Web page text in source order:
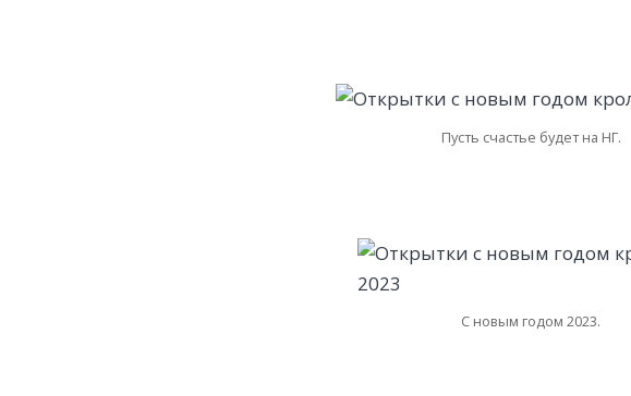
Пусть счастье будет на НГ.
С новым годом 2023.